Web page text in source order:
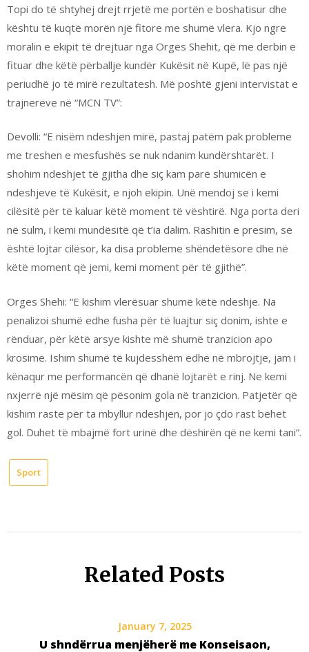
Topi do të shtyhej drejt rrjetë me portën e boshatisur dhe
kështu të kuqtë morën një fitore me shumë vlera. Kjo ngre
moralin e ekipit të drejtuar nga Orges Shehit, që me derbin e
fituar dhe këtë përballje kundër Kukësit në Kupë, lë pas një
periudhë jo të mirë rezultatesh. Më poshtë gjeni intervistat e
trajnerëve në “MCN TV”:
Devolli: “E nisëm ndeshjen mirë, pastaj patëm pak probleme
me treshen e mesfushës se nuk ndanim kundërshtarët. I
shohim ndeshjet të gjitha dhe siç kam parë shumicën e
ndeshjeve të Kukësit, e njoh ekipin. Unë mendoj se i kemi
cilësitë për të kaluar këtë moment të vështirë. Nga porta deri
në sulm, i kemi mundësitë që t’ia dalim. Rashitin e presim, se
është lojtar cilësor, ka disa probleme shëndetësore dhe në
këtë moment që jemi, kemi moment për të gjithë”.
Orges Shehi: “E kishim vlerësuar shumë këtë ndeshje. Na
penalizoi shumë edhe fusha për të luajtur siç donim, ishte e
rënduar, për këtë arsye kishte më shumë tranzicion apo
krosime. Ishim shumë të kujdesshëm edhe në mbrojtje, jam i
kënaqur me performancën që dhanë lojtarët e rinj. Ne kemi
nxjerrë një mësim që pësonim gola në tranzicion. Patjetër që
kishim raste për ta mbyllur ndeshjen, por jo çdo rast bëhet
gol. Duhet të mbajmë fort urinë dhe dëshirën që ne kemi tani”.
Sport
Related Posts
January 7, 2025
U shndërrua menjëherë me Konseisaon,